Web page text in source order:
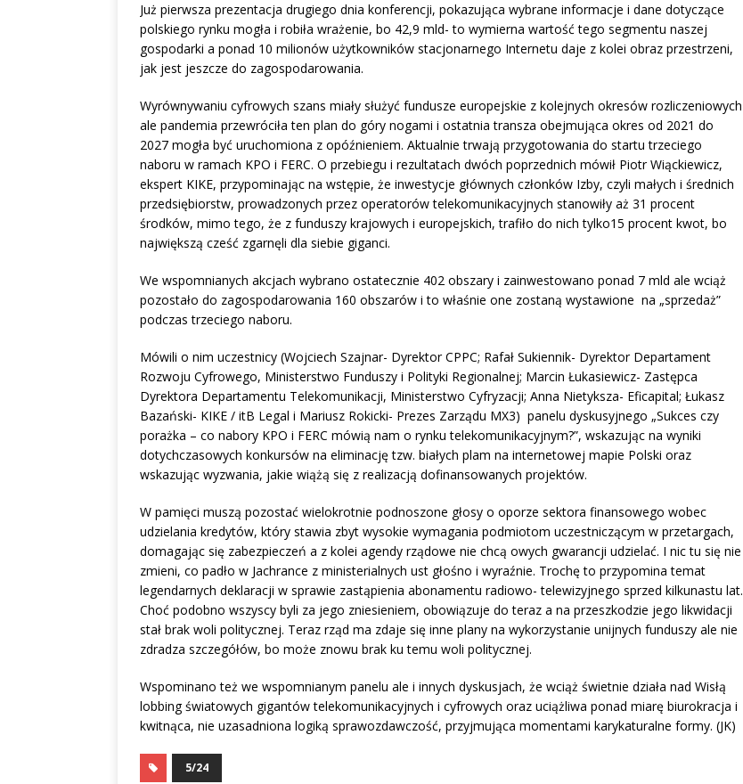
Już pierwsza prezentacja drugiego dnia konferencji, pokazująca wybrane informacje i dane dotyczące
polskiego rynku mogła i robiła wrażenie, bo 42,9 mld- to wymierna wartość tego segmentu naszej
gospodarki a ponad 10 milionów użytkowników stacjonarnego Internetu daje z kolei obraz przestrzeni,
jak jest jeszcze do zagospodarowania.
Wyrównywaniu cyfrowych szans miały służyć fundusze europejskie z kolejnych okresów rozliczeniowych
ale pandemia przewróciła ten plan do góry nogami i ostatnia transza obejmująca okres od 2021 do
2027 mogła być uruchomiona z opóźnieniem. Aktualnie trwają przygotowania do startu trzeciego
naboru w ramach KPO i FERC. O przebiegu i rezultatach dwóch poprzednich mówił Piotr Wiąckiewicz,
ekspert KIKE, przypominając na wstępie, że inwestycje głównych członków Izby, czyli małych i średnich
przedsiębiorstw, prowadzonych przez operatorów telekomunikacyjnych stanowiły aż 31 procent
środków, mimo tego, że z funduszy krajowych i europejskich, trafiło do nich tylko15 procent kwot, bo
największą cześć zgarnęli dla siebie giganci.
We wspomnianych akcjach wybrano ostatecznie 402 obszary i zainwestowano ponad 7 mld ale wciąż
pozostało do zagospodarowania 160 obszarów i to właśnie one zostaną wystawione na „sprzedaż”
podczas trzeciego naboru.
Mówili o nim uczestnicy (Wojciech Szajnar- Dyrektor CPPC; Rafał Sukiennik- Dyrektor Departament
Rozwoju Cyfrowego, Ministerstwo Funduszy i Polityki Regionalnej; Marcin Łukasiewicz- Zastępca
Dyrektora Departamentu Telekomunikacji, Ministerstwo Cyfryzacji; Anna Nietyksza- Eficapital; Łukasz
Bazański- KIKE / itB Legal i Mariusz Rokicki- Prezes Zarządu MX3) panelu dyskusyjnego „Sukces czy
porażka – co nabory KPO i FERC mówią nam o rynku telekomunikacyjnym?”, wskazując na wyniki
dotychczasowych konkursów na eliminację tzw. białych plam na internetowej mapie Polski oraz
wskazując wyzwania, jakie wiążą się z realizacją dofinansowanych projektów.
W pamięci muszą pozostać wielokrotnie podnoszone głosy o oporze sektora finansowego wobec
udzielania kredytów, który stawia zbyt wysokie wymagania podmiotom uczestniczącym w przetargach,
domagając się zabezpieczeń a z kolei agendy rządowe nie chcą owych gwarancji udzielać. I nic tu się nie
zmieni, co padło w Jachrance z ministerialnych ust głośno i wyraźnie. Trochę to przypomina temat
legendarnych deklaracji w sprawie zastąpienia abonamentu radiowo- telewizyjnego sprzed kilkunastu lat.
Choć podobno wszyscy byli za jego zniesieniem, obowiązuje do teraz a na przeszkodzie jego likwidacji
stał brak woli politycznej. Teraz rząd ma zdaje się inne plany na wykorzystanie unijnych funduszy ale nie
zdradza szczegółów, bo może znowu brak ku temu woli politycznej.
Wspominano też we wspomnianym panelu ale i innych dyskusjach, że wciąż świetnie działa nad Wisłą
lobbing światowych gigantów telekomunikacyjnych i cyfrowych oraz uciążliwa ponad miarę biurokracja i
kwitnąca, nie uzasadniona logiką sprawozdawczość, przyjmująca momentami karykaturalne formy. (JK)
5/24